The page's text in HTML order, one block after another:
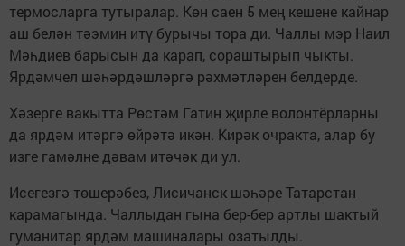
термосларга тутыралар. Көн саен 5 мең кешене кайнар
аш белән тәэмин итү бурычы тора ди. Чаллы мэр Наил
Мәһдиев барысын да карап, сораштырып чыкты.
Ярдәмчел шәһәрдәшләргә рәхмәтләрен белдерде.
Хәзерге вакытта Рөстәм Гатин җирле волонтёрларны
да ярдәм итәргә өйрәтә икән. Кирәк очракта, алар бу
изге гамәлне дәвам итәчәк ди ул.
Исегезгә төшерәбез, Лисичанск шәһәре Татарстан
карамагында. Чаллыдан гына бер-бер артлы шактый
гуманитар ярдәм машиналары озатылды.